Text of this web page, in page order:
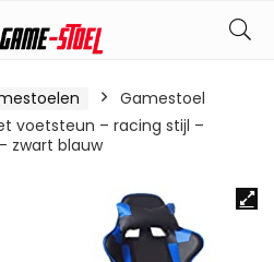
Gamestoel
voetsteun – racing stijl –
zwart blauw